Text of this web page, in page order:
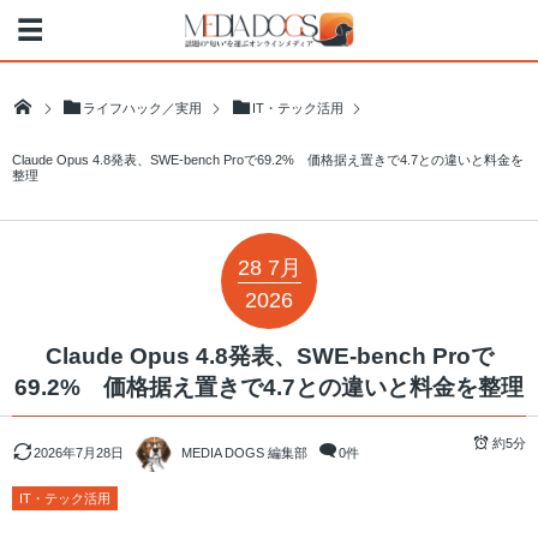
ライフハック／実用 IT・テック活用
Claude Opus 4.8発表、SWE-bench Proで69.2% 価格据え置きで4.7との違いと料金を
整理
28 7月
2026
Claude Opus 4.8発表、SWE-bench Proで
69.2% 価格据え置きで4.7との違いと料金を整理
2026年7月28日 MEDIA DOGS 編集部 0件
約5分
IT・テック活用